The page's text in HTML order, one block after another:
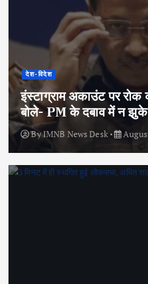
देश-विदेश
इंस्टाग्राम अकाउंट पर रोक
बोले- PM के दबाव में न
ByIMNB News Desk